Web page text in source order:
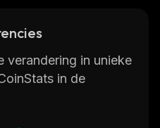
verandering in unieke
in de